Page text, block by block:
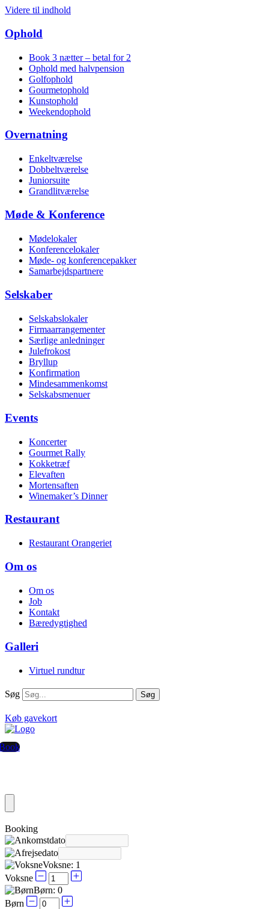
Videre til indhold
Ophold
Book 3 nætter – betal for 2
Ophold med halv­pension
Golf­ophold
Gourmet­ophold
Kunst­ophold
Weekend­ophold
Overnatning
Enkelt­værelse
Dobbelt­værelse
Juniorsuite
Grandlitværelse
Møde & Konference
Mødelokaler
Konference­lokaler
Møde- og konference­pakker
Samarbejdspartnere
Selskaber
Selskabs­lokaler
Firmaarrangementer
Særlige anledninger
Julefrokost
Bryllup
Konfirmation
Mindesammenkomst
Selskabsmenuer
Events
Koncerter
Gourmet Rally
Kokketræf
Elevaften
Mortensaften
Winemaker’s Dinner
Restaurant
Restaurant Orangeriet
Om os
Om os
Job
Kontakt
Bæredygtighed
Galleri
Virtuel rundtur
Søg Søg
Køb gavekort
Booking
Voksne: 1
Voksne
Børn: 0
Børn